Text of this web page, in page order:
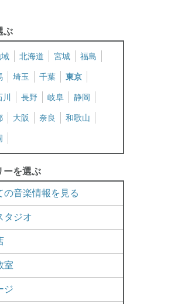
ぶ
北海道 宮城 福島
埼玉 千葉 東京
長野 岐阜 静岡
大阪 奈良 和歌山
ーを選ぶ
の音楽情報を見る
タジオ
室
ジ